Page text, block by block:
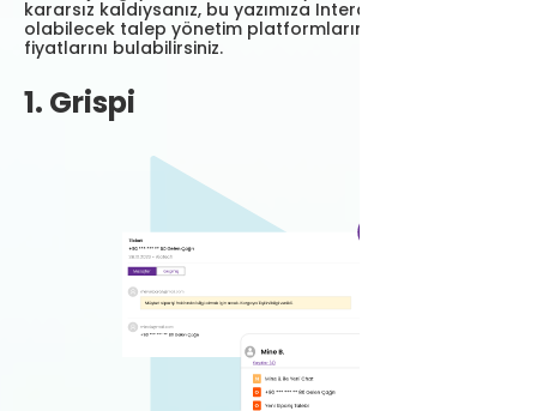
kararsız kaldıysanız, bu yazımıza Intercom’a alternatif
olabilecek talep yönetim platformlarını, özellikleri ve
fiyatlarını bulabilirsiniz.
1. Grispi